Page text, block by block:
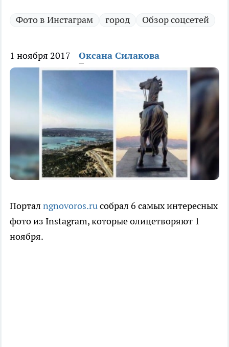
Фото в Инстаграм город Обзор соцсетей
1 ноября 2017 Оксана Силакова
Портал ngnovoros.ruсобрал 6 самых интересных
фото из Instagram, которые олицетворяют 1
ноября.